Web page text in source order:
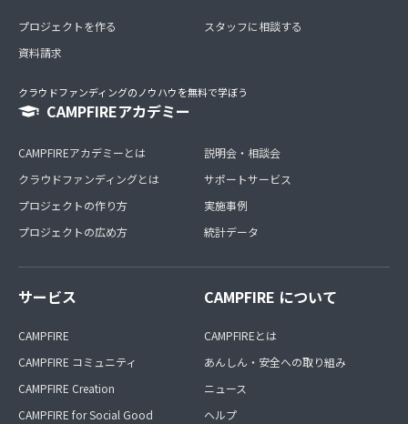
プロジェクトを作る
資料請求
スタッフに相談する
クラウドファンディングのノウハウを無料で学ぼう
CAMPFIREアカデミー
CAMPFIREアカデミーとは
クラウドファンディングとは
プロジェクトの作り方
プロジェクトの広め方
説明会・相談会
サポートサービス
実施事例
統計データ
サービス
CAMPFIRE
CAMPFIRE コミュニティ
CAMPFIRE Creation
CAMPFIRE for Social Good
CAMPFIRE について
CAMPFIREとは
あんしん・安全への取り組み
ニュース
ヘルプ